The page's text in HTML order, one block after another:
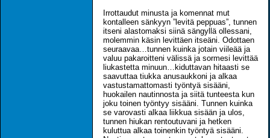
Irrottaudut minusta ja komennat mut
kontalleen sänkyyn ”levitä peppuas”, tunnen
itseni alastomaksi siinä sängyllä ollessani,
molemmin käsin levittäen itseäni. Odottaen
seuraavaa…tunnen kuinka jotain viileää ja
valuu pakaroitteni välissä ja sormesi levittää
liukastetta minuun…kiduttavan hitaasti se
saavuttaa tiukka anusaukkoni ja alkaa
vastustamattomasti työntyä sisääni,
huokailen nautinnosta ja siitä tunteesta kun
joku toinen työntyy sisääni. Tunnen kuinka
se varovasti alkaa liikkua sisään ja ulos,
tunnen hiukan rentoutuvani ja hetken
kuluttua alkaa toinenkin työntyä sisääni.